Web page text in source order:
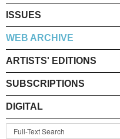
ISSUES
WEB ARCHIVE
ARTISTS' EDITIONS
SUBSCRIPTIONS
DIGITAL